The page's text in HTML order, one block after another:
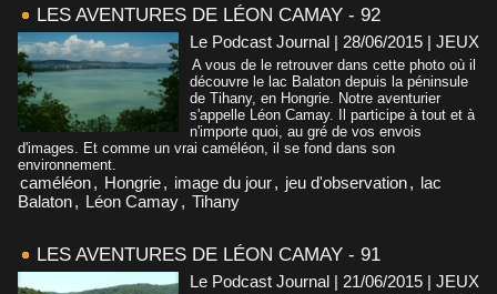
LES AVENTURES DE LÉON CAMAY - 92
Le Podcast Journal | 28/06/2015 | JEUX
A vous de le retrouver dans cette photo où il
découvre le lac Balaton depuis la péninsule
de Tihany, en Hongrie. Notre aventurier
s'appelle Léon Camay. Il participe à tout et à
n'importe quoi, au gré de vos envois
d'images. Et comme un vrai caméléon, il se fond dans son
environnement.
caméléon, Hongrie, image du jour, jeu d'observation, lac
Balaton, Léon Camay, Tihany
LES AVENTURES DE LÉON CAMAY - 91
Le Podcast Journal | 21/06/2015 | JEUX